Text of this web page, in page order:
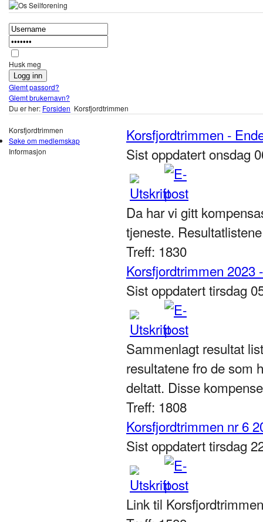
Husk meg
Glemt passord?
Glemt brukernavn?
Du er her: Forsiden Korsfjordtrimmen
Korsfjordtrimmen
Søke om medlemskap
Informasjon
Korsfjordtrimmen -
Sist oppdatert onsdag
Da har vi gitt
tjeneste.
Treff: 1830
Korsfjordtrimmen 2023
Sist oppdatert tirsdag
Sammenlagt resultat
resultatene fro de som
deltatt. Disse
Treff: 1808
Korsfjordtrimmen nr 6
Sist oppdatert tirsdag
Link til